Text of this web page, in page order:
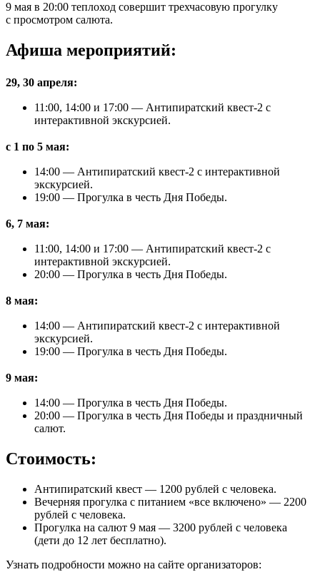
9 мая в 20:00 теплоход совершит трехчасовую прогулку
с просмотром салюта.
Афиша мероприятий:
29, 30 апреля:
11:00, 14:00 и 17:00 — Антипиратский квест-2 с
интерактивной экскурсией.
с 1 по 5 мая:
14:00 — Антипиратский квест-2 с интерактивной
экскурсией.
19:00 — Прогулка в честь Дня Победы.
6, 7 мая:
11:00, 14:00 и 17:00 — Антипиратский квест-2 с
интерактивной экскурсией.
20:00 — Прогулка в честь Дня Победы.
8 мая:
14:00 — Антипиратский квест-2 с интерактивной
экскурсией.
19:00 — Прогулка в честь Дня Победы.
9 мая:
14:00 — Прогулка в честь Дня Победы.
20:00 — Прогулка в честь Дня Победы и праздничный
салют.
Стоимость:
Антипиратский квест — 1200 рублей с человека.
Вечерняя прогулка с питанием «все включено» — 2200
рублей с человека.
Прогулка на салют 9 мая — 3200 рублей с человека
(дети до 12 лет бесплатно).
Узнать подробности можно на сайте организаторов: